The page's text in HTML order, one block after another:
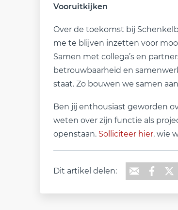
Vooruitkijken
Over de toekomst bij
me te blijven inzetten voor
Samen met collega’s en
betrouwbaarheid en
staat. Zo bouwen we samen
Ben jij enthousiast geworden
weten over zijn functie als
openstaan. Solliciteer hier, wie
Dit artikel delen: